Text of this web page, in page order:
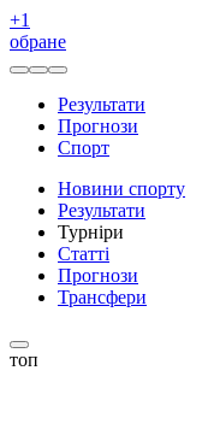
+1
обране
Результати
Прогнози
Спорт
Новини спорту
Результати
Турніри
Статті
Прогнози
Трансфери
топ